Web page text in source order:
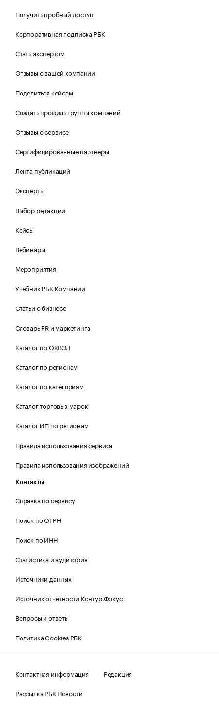
Получить пробный доступ
Корпоративная подписка РБК
Стать экспертом
Отзывы о вашей компании
Поделиться кейсом
Создать профиль группы компаний
Отзывы о сервисе
Сертифицированные партнеры
Лента публикаций
Эксперты
Выбор редакции
Кейсы
Вебинары
Мероприятия
Учебник РБК Компании
Статьи о бизнесе
Словарь PR и маркетинга
Каталог по ОКВЭД
Каталог по регионам
Каталог по категориям
Каталог торговых марок
Каталог ИП по регионам
Правила использования сервиса
Правила использования изображений
Контакты
Справка по сервису
Поиск по ОГРН
Поиск по ИНН
Статистика и аудитория
Источники данных
Источник отчетности Контур.Фокус
Вопросы и ответы
Политика Cookies РБК
Контактная информация
Редакция
Рассылка РБК Новости